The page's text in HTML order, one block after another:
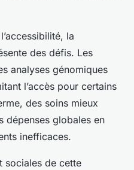
la
des défis. Les
analyses génomiques
l’accès pour certains
des soins mieux
dépenses globales en
inefficaces.
sociales de cette